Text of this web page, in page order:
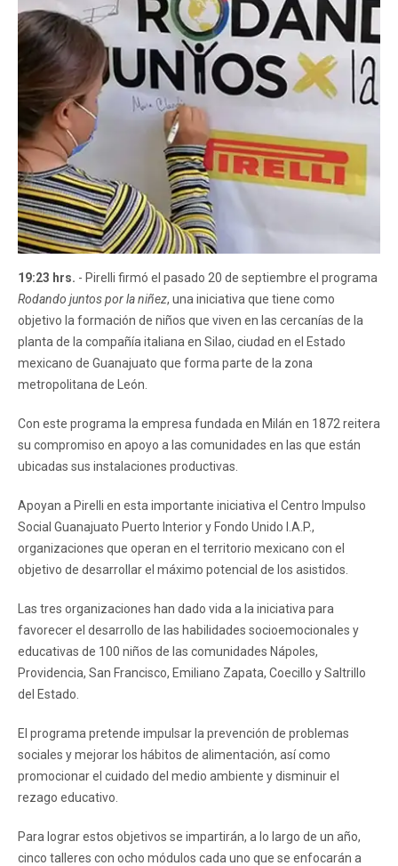
19:23 hrs. - Pirelli firmó el pasado 20 de septiembre el programa
Rodando juntos por la niñez, una iniciativa que tiene como
objetivo la formación de niños que viven en las cercanías de la
planta de la compañía italiana en Silao, ciudad en el Estado
mexicano de Guanajuato que forma parte de la zona
metropolitana de León.
Con este programa la empresa fundada en Milán en 1872 reitera
su compromiso en apoyo a las comunidades en las que están
ubicadas sus instalaciones productivas.
Apoyan a Pirelli en esta importante iniciativa el Centro Impulso
Social Guanajuato Puerto Interior y Fondo Unido I.A.P.,
organizaciones que operan en el territorio mexicano con el
objetivo de desarrollar el máximo potencial de los asistidos.
Las tres organizaciones han dado vida a la iniciativa para
favorecer el desarrollo de las habilidades socioemocionales y
educativas de 100 niños de las comunidades Nápoles,
Providencia, San Francisco, Emiliano Zapata, Coecillo y Saltrillo
del Estado.
El programa pretende impulsar la prevención de problemas
sociales y mejorar los hábitos de alimentación, así como
promocionar el cuidado del medio ambiente y disminuir el
rezago educativo.
Para lograr estos objetivos se impartirán, a lo largo de un año,
cinco talleres con ocho módulos cada uno que se enfocarán a